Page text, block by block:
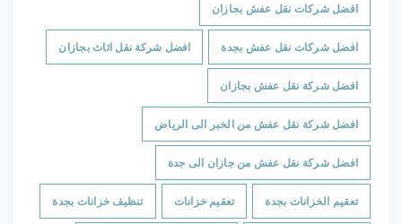
افضل شركات نقل عفش بجازان
افضل شركات نقل عفش بجدة افضل شركة نقل اثاث بجازان
افضل شركة نقل عفش بجازان
افضل شركة نقل عفش من الخبر الى الرياض
افضل شركة نقل عفش من جازان الى جدة
تعقيم الخزانات بجدة تعقيم خزانات تنظيف خزانات بجدة